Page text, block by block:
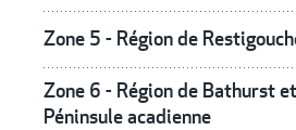
Zone 5 - Région de
Zone 6 - Région de Bathurst
Péninsule acadienne